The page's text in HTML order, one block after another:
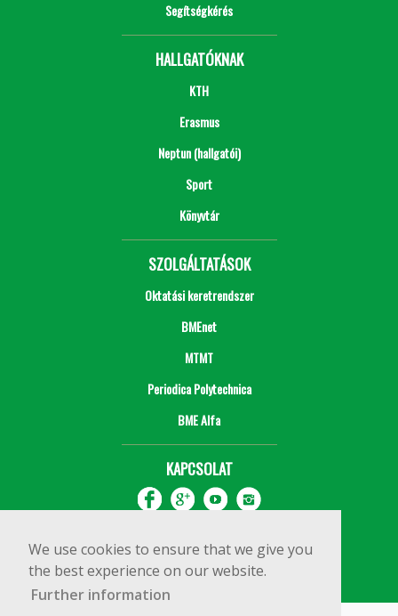
We use cookies to ensure that we give you
the best experience on our website.
Further information
Segítségkérés
HALLGATÓKNAK
KTH
Erasmus
Neptun (hallgatói)
Sport
Könyvtár
SZOLGÁLTATÁSOK
Oktatási keretrendszer
BMEnet
MTMT
Periodica Polytechnica
BME Alfa
KAPCSOLAT